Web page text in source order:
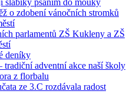
slabiky psaním do mouky
o zdobení vánočních stromků
parlamentů ZŠ Kukleny a ZŠ
deníky
tradiční adventní akce naší školy
z florbalu
ze 3.C rozdávala radost